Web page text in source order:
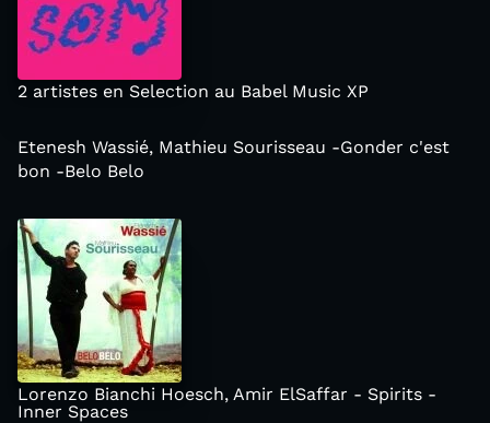
2 artistes en Selection au Babel Music XP
Etenesh Wassié, Mathieu Sourisseau -Gonder c'est
bon -Belo Belo
Lorenzo Bianchi Hoesch, Amir ElSaffar - Spirits -
Inner Spaces